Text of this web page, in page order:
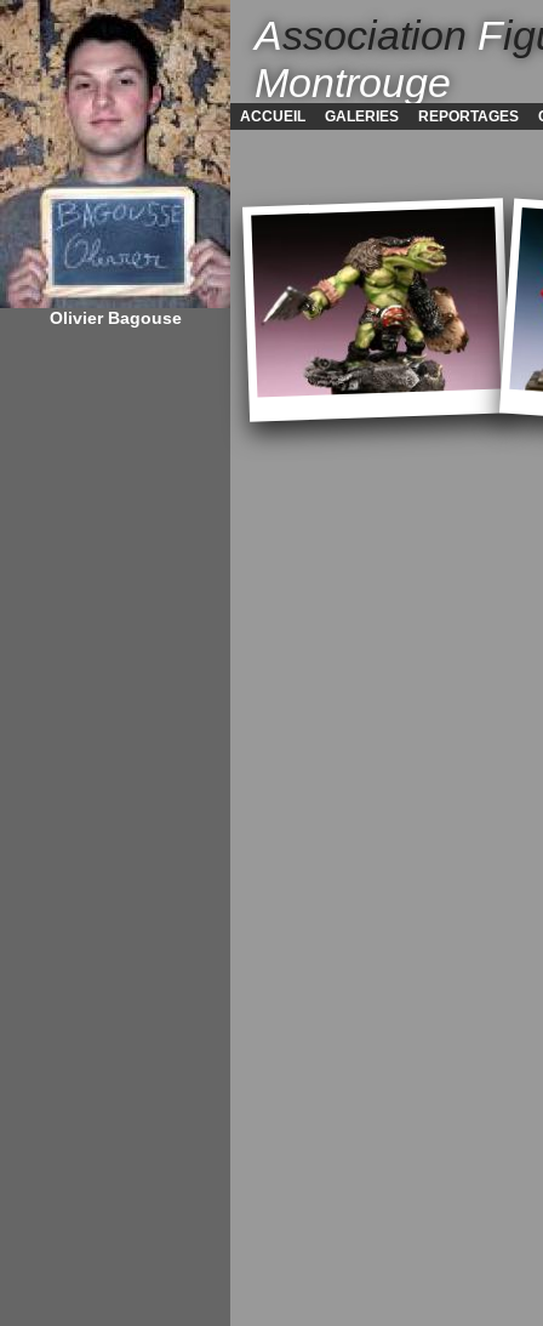
Association F
Montrouge
ACCUEIL GALERIES REPORTAGES
Olivier Bagouse